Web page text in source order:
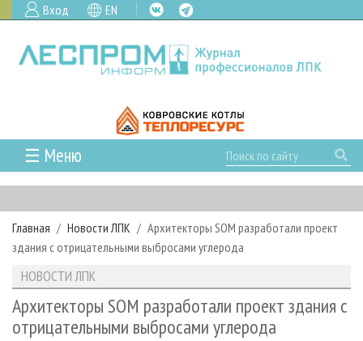
Вход EN
☰ Меню
ГЛАВНАЯ
РУБРИКИ И ТЕМЫ
РУБРИКИ ЖУРНАЛА
ЛЕСОЗАГОТОВКА
ЛЕСОПИЛЕНИЕ
НОВОСТИ
НОВОСТИ ЛПК
НОВОСТИ ЖУРНАЛА
ПРОЕКТЫ ЛПИ
АНАЛИТИКА
ПРЕДПРИЯТИЯ ЛПК
АРХИВ ЖУРНАЛОВ
О ЖУРНАЛЕ
Главная Новости ЛПК
Архитекторы SOM разработали проект
здания с отрицательными выбросами углерода
НОВОСТИ ЛПК
Архитекторы SOM разработали проект здания с
отрицательными выбросами углерода